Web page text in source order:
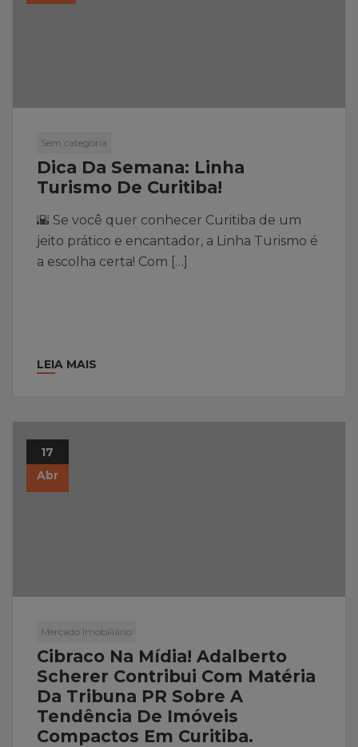
Sem categoria
Dica Da Semana: Linha
Turismo De Curitiba!
🌇 Se você quer conhecer Curitiba de um
jeito prático e encantador, a Linha Turismo é
a escolha certa! Com […]
LEIA MAIS
17
Abr
Mercado Imobiliário
Cibraco Na Mídia! Adalberto
Scherer Contribui Com Matéria
Da Tribuna PR Sobre A
Tendência De Imóveis
Compactos Em Curitiba.